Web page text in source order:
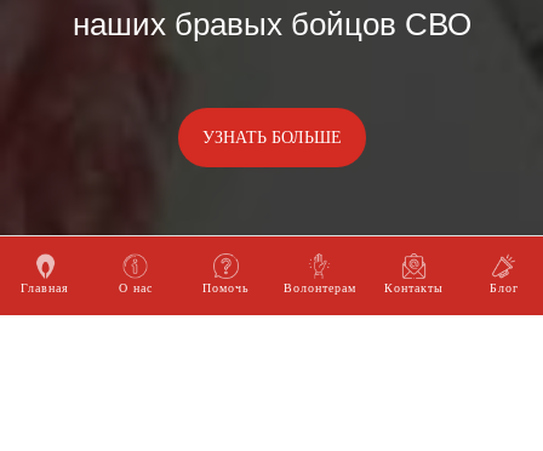
Главная О нас Помочь Волонтерам Контакты Блог
наших бравых бойцов СВО
УЗНАТЬ БОЛЬШЕ